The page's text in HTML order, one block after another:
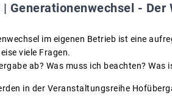
| Generationenwechsel -
im eigenen Betrieb ist eine
viele Fragen.
ab? Was muss ich beachten? Was
in der Veranstaltungsreihe